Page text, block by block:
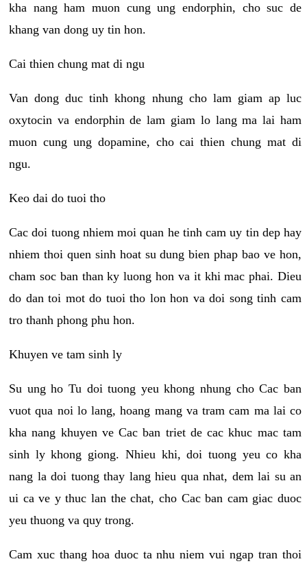
kha nang ham muon cung ung endorphin, cho suc de
khang van dong uy tin hon.
Cai thien chung mat di ngu
Van dong duc tinh khong nhung cho lam giam ap luc
oxytocin va endorphin de lam giam lo lang ma lai ham
muon cung ung dopamine, cho cai thien chung mat di
ngu.
Keo dai do tuoi tho
Cac doi tuong nhiem moi quan he tinh cam uy tin dep hay
nhiem thoi quen sinh hoat su dung bien phap bao ve hon,
cham soc ban than ky luong hon va it khi mac phai. Dieu
do dan toi mot do tuoi tho lon hon va doi song tinh cam
tro thanh phong phu hon.
Khuyen ve tam sinh ly
Su ung ho Tu doi tuong yeu khong nhung cho Cac ban
vuot qua noi lo lang, hoang mang va tram cam ma lai co
kha nang khuyen ve Cac ban triet de cac khuc mac tam
sinh ly khong giong. Nhieu khi, doi tuong yeu co kha
nang la doi tuong thay lang hieu qua nhat, dem lai su an
ui ca ve y thuc lan the chat, cho Cac ban cam giac duoc
yeu thuong va quy trong.
Cam xuc thang hoa duoc ta nhu niem vui ngap tran thoi